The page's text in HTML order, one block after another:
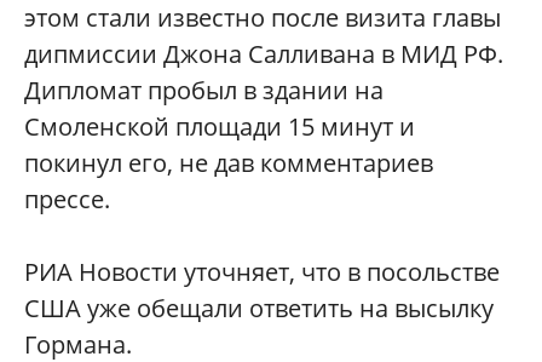
этом стали известно после визита главы
дипмиссии Джона Салливана в МИД РФ.
Дипломат пробыл в здании на
Смоленской площади 15 минут и
покинул его, не дав комментариев
прессе.
РИА Новости уточняет, что в посольстве
США уже обещали ответить на высылку
Гормана.